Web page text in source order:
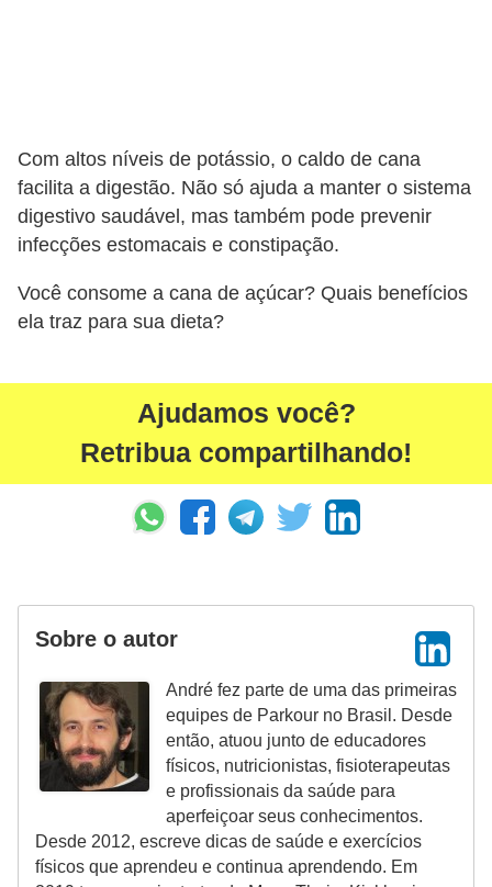
Com altos níveis de potássio, o caldo de cana
facilita a digestão. Não só ajuda a manter o sistema
digestivo saudável, mas também pode prevenir
infecções estomacais e constipação.
Você consome a cana de açúcar? Quais benefícios
ela traz para sua dieta?
Ajudamos você?
Retribua compartilhando!
Sobre o autor
André fez parte de uma das primeiras
equipes de Parkour no Brasil. Desde
então, atuou junto de educadores
físicos, nutricionistas, fisioterapeutas
e profissionais da saúde para
aperfeiçoar seus conhecimentos.
Desde 2012, escreve dicas de saúde e exercícios
físicos que aprendeu e continua aprendendo. Em